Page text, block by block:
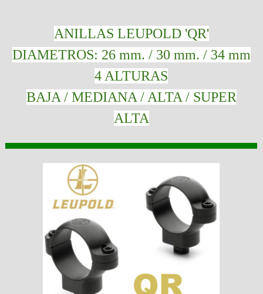
ANILLAS LEUPOLD 'QR'
DIAMETROS: 26 mm. / 30 mm. / 34 mm
4 ALTURAS
BAJA / MEDIANA / ALTA / SUPER
ALTA